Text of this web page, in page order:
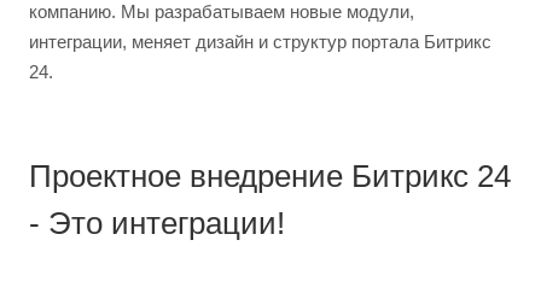
компанию. Мы разрабатываем новые модули,
интеграции, меняет дизайн и структур портала Битрикс
24.
Проектное внедрение Битрикс 24
- Это интеграции!